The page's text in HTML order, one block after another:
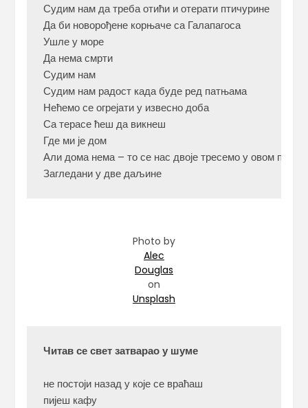
Судим нам да треба отићи и отерати птичурине
Да би новорођене корњаче са Галапагоса
Ушле у море
Да нема смрти
Судим нам
Судим нам радост када буде ред патњама
Нећемо се огрејати у извесно доба
Са терасе ћеш да викнеш
Где ми је дом
Али дома нема – то се нас двоје тресемо у овом
Загледани у две даљине
Photo by
Alec
Douglas
on
Unsplash
Читав се свет затварао у шуме
не постоји назад у које се враћаш
пијеш кафу